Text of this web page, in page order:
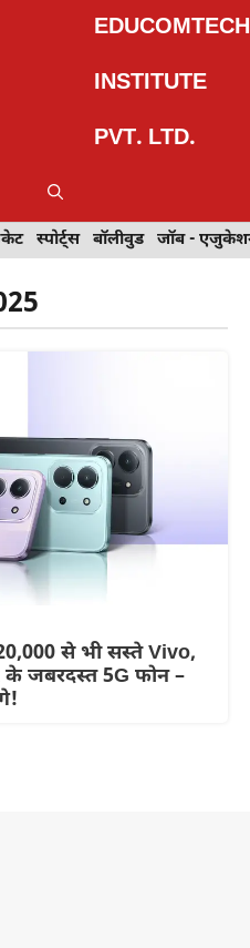
EDUCOMTECH
INSTITUTE
PVT. LTD.
ट्रेवल बॉलीवुड जॉब - एजुकेशन
स्पोर्ट्स बॉलीवुड जॉब -
से भी सस्ते Vivo,
जबरदस्त 5G फोन –